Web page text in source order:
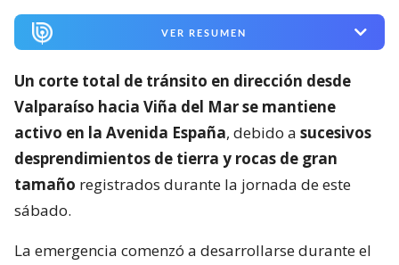
VER RESUMEN
Un corte total de tránsito en dirección desde
Valparaíso hacia Viña del Mar se mantiene
activo en la Avenida España, debido a sucesivos
desprendimientos de tierra y rocas de gran
tamaño registrados durante la jornada de este
sábado.
La emergencia comenzó a desarrollarse durante el